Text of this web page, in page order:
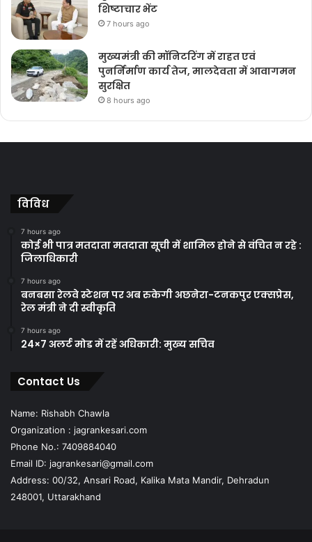
शिष्टाचार भेंट
7 hours ago
मुख्यमंत्री की मॉनिटरिंग में राहत एवं
पुनर्निर्माण कार्य तेज, मालदेवता में आवागमन
सुरक्षित
8 hours ago
विविध
7 hours ago
कोई भी पात्र मतदाता मतदाता सूची में शामिल होने से वंचित न रहे :
जिलाधिकारी
7 hours ago
बनबसा रेलवे स्टेशन पर अब रुकेगी अछनेरा-टनकपुर एक्सप्रेस,
रेल मंत्री ने दी स्वीकृति
7 hours ago
24×7 अलर्ट मोड में रहें अधिकारी: मुख्य सचिव
Contact Us
Name: Rishabh Chawla
Organization : jagrankesari.com
Phone No.: 7409884040
Email ID: jagrankesari@gmail.com
Address: 00/32, Ansari Road, Kalika Mata Mandir, Dehradun
248001, Uttarakhand